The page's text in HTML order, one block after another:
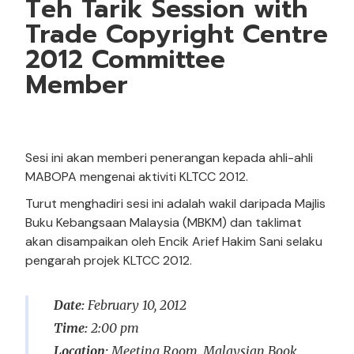
Teh Tarik Session with
Trade Copyright Centre
2012 Committee
Member
Date: February 10, 2012
Time: 2:00 pm
Sesi ini akan memberi penerangan kepada ahli-ahli
MABOPA mengenai aktiviti KLTCC 2012.
Turut menghadiri sesi ini adalah wakil daripada Majlis
Buku Kebangsaan Malaysia (MBKM) dan taklimat
akan disampaikan oleh Encik Arief Hakim Sani selaku
pengarah projek KLTCC 2012.